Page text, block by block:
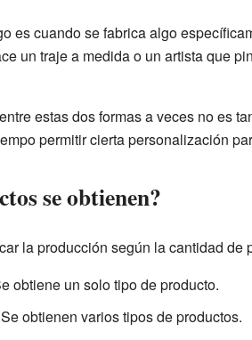
es cuando se fabrica algo
un traje a medida o un artista que
estas dos formas a veces no es
permitir cierta personalización
se obtienen?
la producción según la cantidad de
obtiene un solo tipo de producto.
Se obtienen varios tipos de productos.